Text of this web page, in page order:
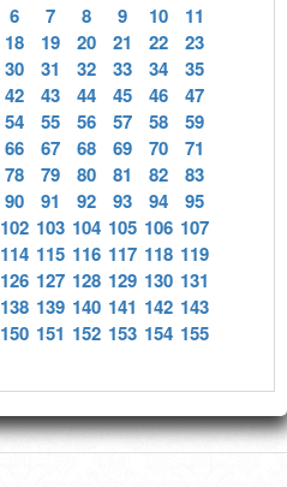
6 7 8 9 10
11
18 19 20 21 22
23
30 31 32 33 34
35
42 43 44 45 46
47
54 55 56 57 58
59
66 67 68 69 70
71
78 79 80 81 82
83
90 91 92 93 94
95
102 103 104 105 106 107
114 115 116 117 118 119
126 127 128 129 130 131
138 139 140 141 142 143
150 151 152 153 154 155